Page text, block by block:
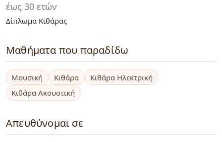
έως 30 ετών
Δίπλωμα Κιθάρας
Μαθήματα που παραδίδω
Μουσική Κιθάρα
Κιθάρα Ηλεκτρική
Κιθάρα Ακουστική
Απευθύνομαι σε